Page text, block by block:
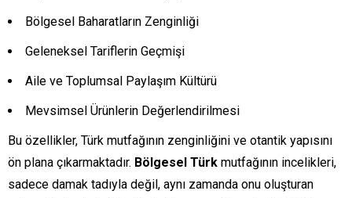
Bölgesel Baharatların Zenginliği
Geleneksel Tariflerin Geçmişi
Aile ve Toplumsal Paylaşım Kültürü
Mevsimsel Ürünlerin Değerlendirilmesi
Bu özellikler, Türk mutfağının zenginliğini ve otantik yapısını
ön plana çıkarmaktadır. Bölgesel Türk mutfağının incelikleri,
sadece damak tadıyla değil, aynı zamanda onu oluşturan